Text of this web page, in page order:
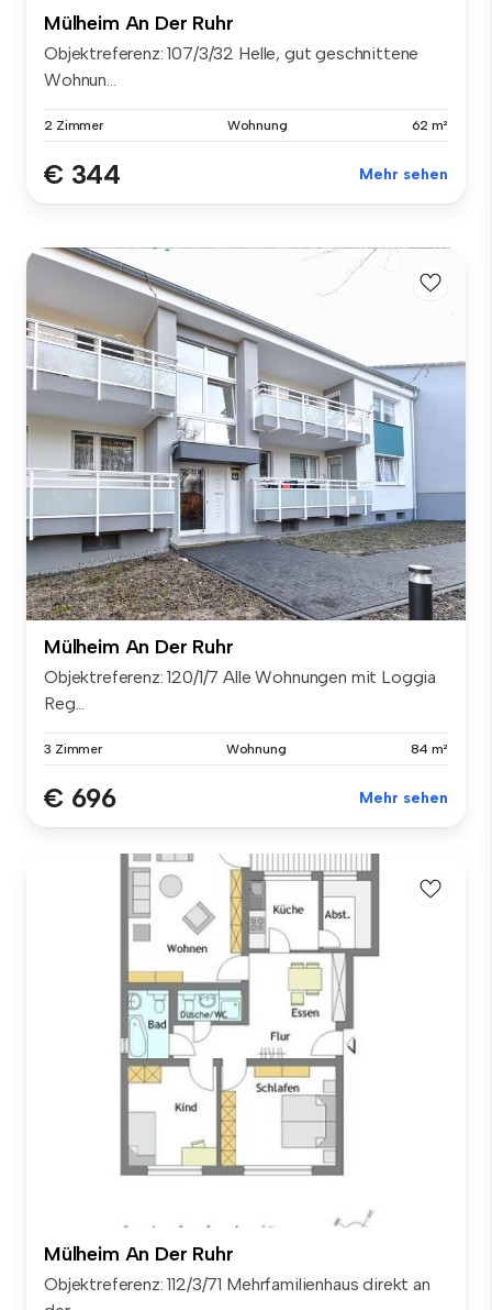
Mülheim An Der Ruhr
Objektreferenz: 107/3/32 Helle, gut geschnittene
Wohnun...
2 Zimmer Wohnung 62 m²
€ 344 Mehr sehen
Mülheim An Der Ruhr
Objektreferenz: 120/1/7 Alle Wohnungen mit Loggia
Reg...
3 Zimmer Wohnung 84 m²
€ 696 Mehr sehen
Mülheim An Der Ruhr
Objektreferenz: 112/3/71 Mehrfamilienhaus direkt an